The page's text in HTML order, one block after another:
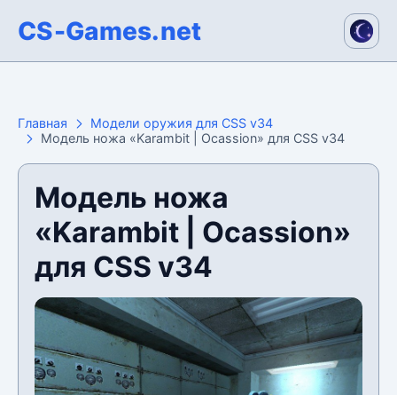
CS-Games.net
Главная
Модели оружия для CSS v34
Модель ножа «Karambit | Ocassion» для CSS v34
Модель ножа
«Karambit | Ocassion»
для CSS v34